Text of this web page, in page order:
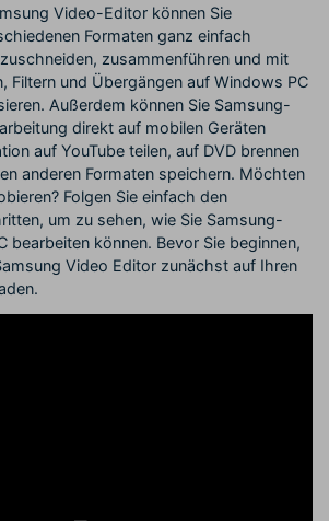
Video-Editor können Sie
Formaten ganz einfach
zusammenführen und mit
Filtern und Übergängen auf Windows PC
Außerdem können Sie Samsung-
direkt auf mobilen Geräten
auf YouTube teilen, auf DVD brennen
anderen Formaten speichern. Möchten
Folgen Sie einfach den
um zu sehen, wie Sie Samsung-
bearbeiten können. Bevor Sie beginnen,
Video Editor zunächst auf Ihren